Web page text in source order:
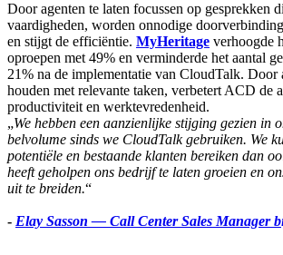
Door agenten te laten focussen op gesprekken
vaardigheden, worden onnodige
en stijgt de efficiëntie. MyHeritage verhoogde
oproepen met 49% en verminderde het aantal
21% na de implementatie van CloudTalk. Door
houden met relevante taken, verbetert ACD de
productiviteit en werktevredenheid.
„We hebben een aanzienlijke stijging gezien in
belvolume sinds we CloudTalk gebruiken. We
potentiële en bestaande klanten bereiken dan
heeft geholpen ons bedrijf te laten groeien en
uit te breiden.“
- Elay Sasson — Call Center Sales Manager